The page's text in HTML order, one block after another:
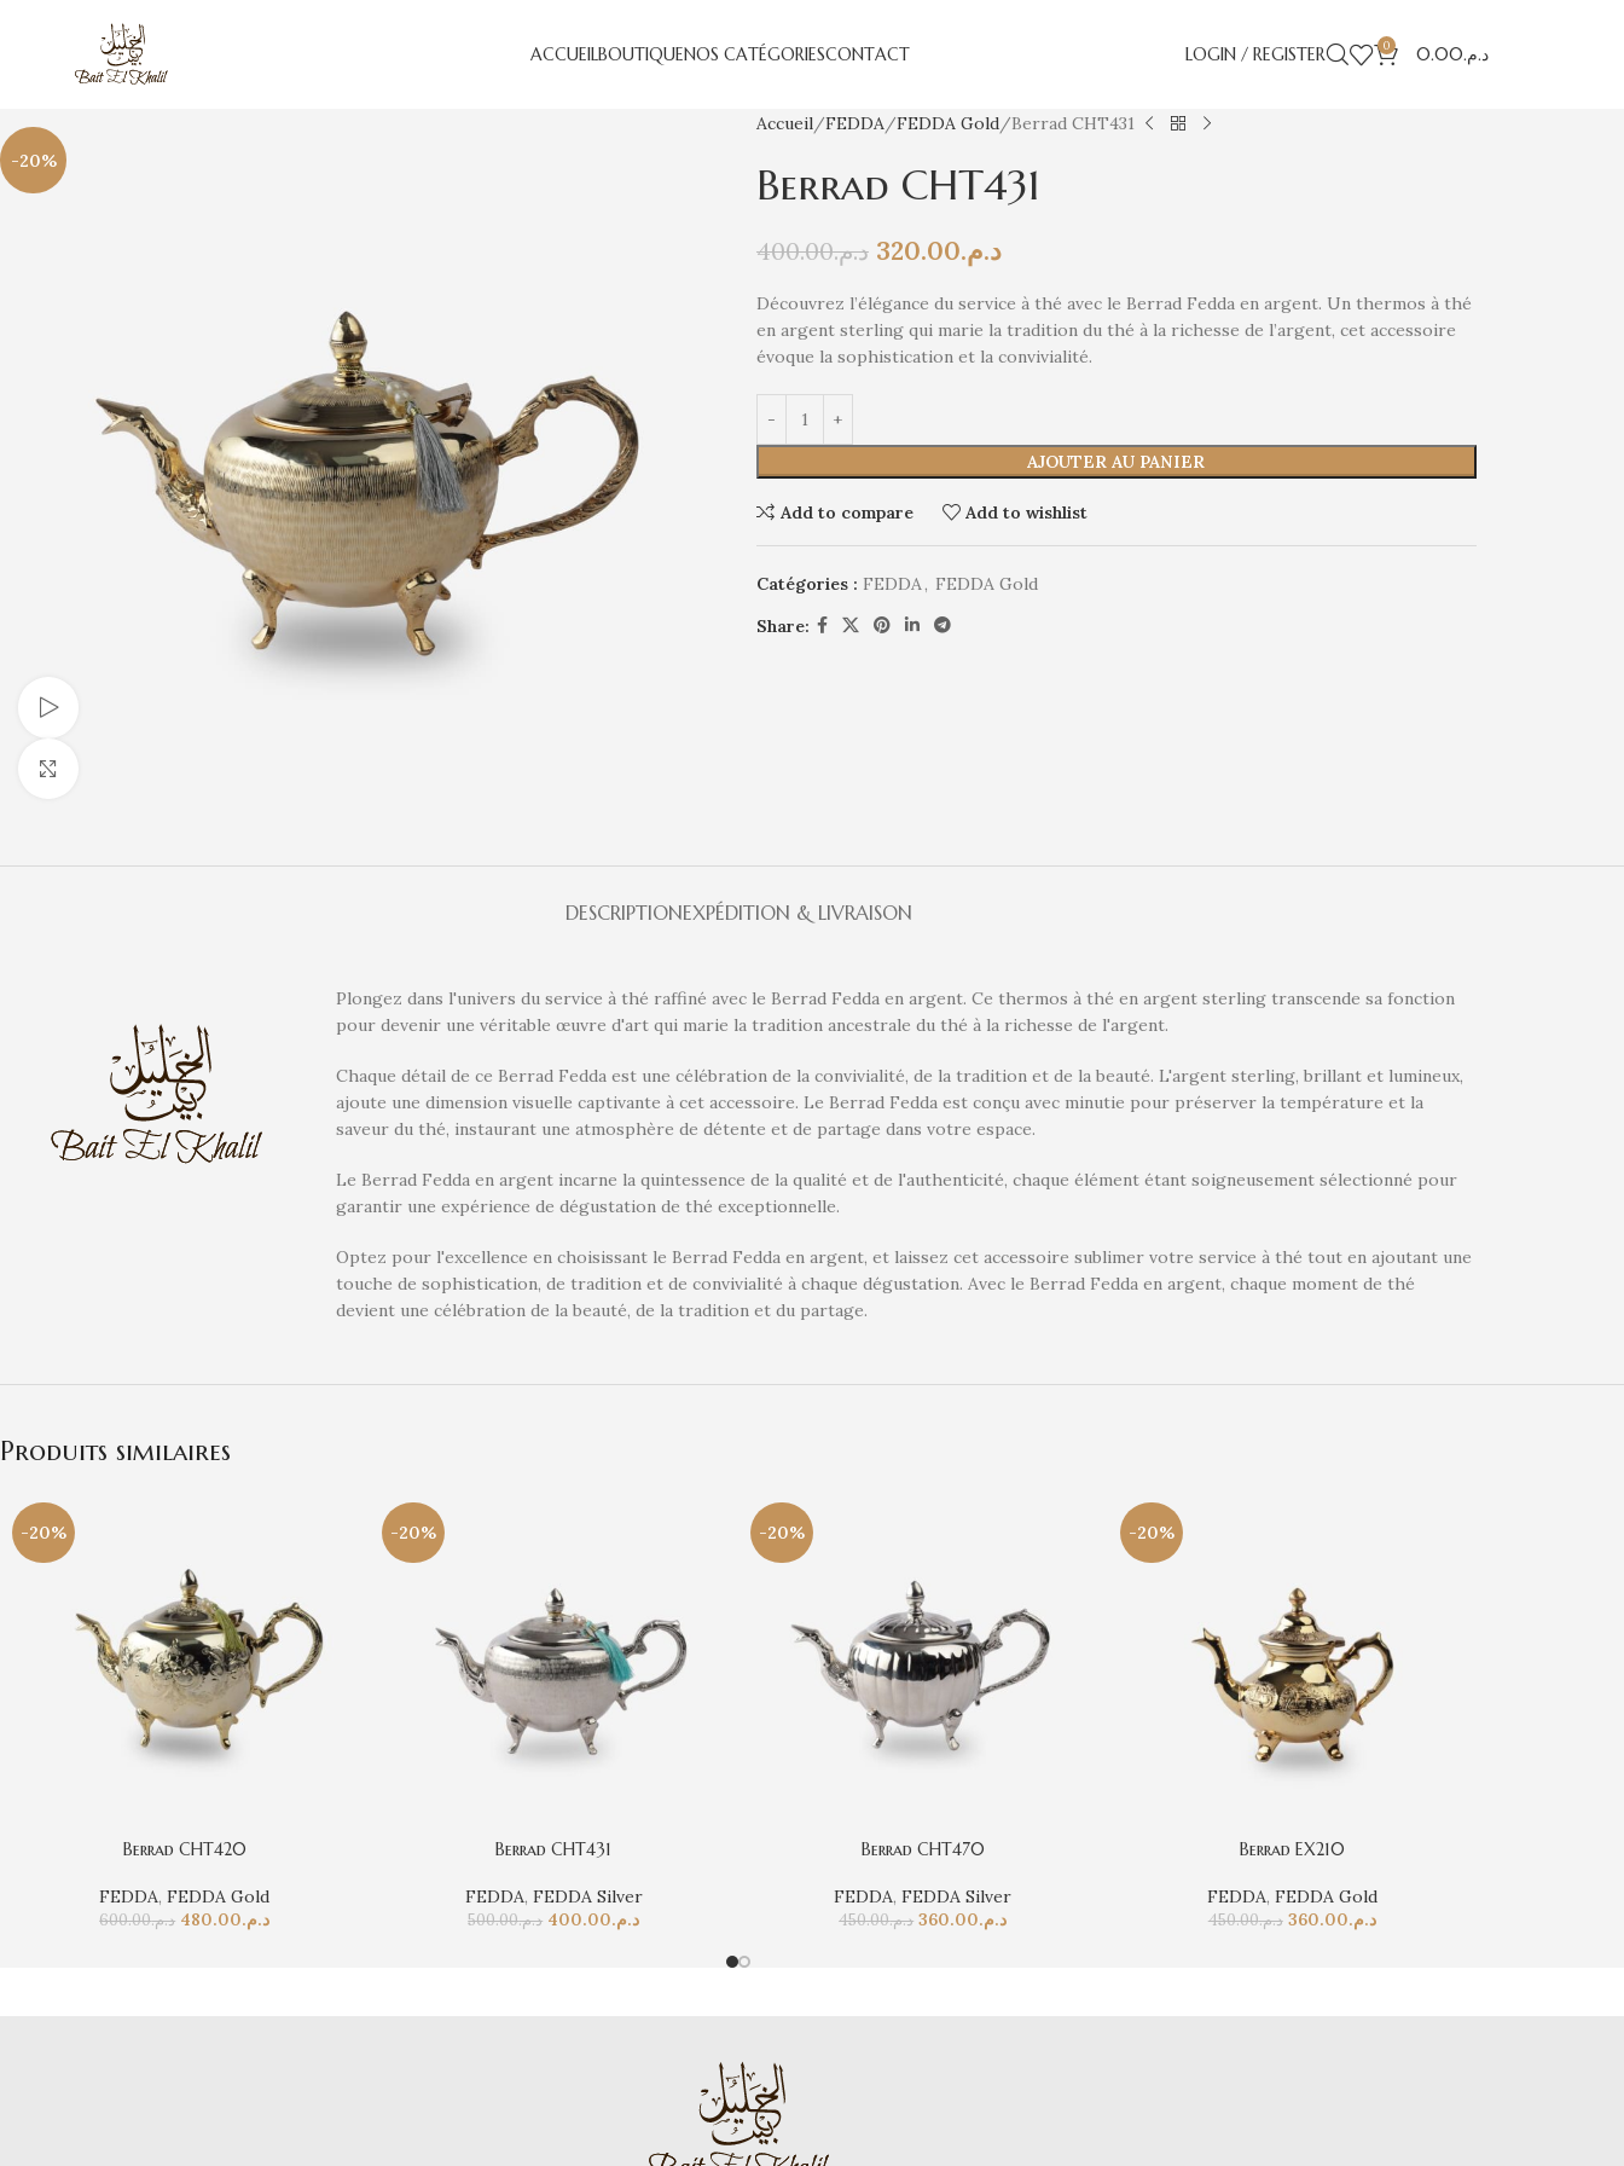
ACCUEILBOUTIQUENOS CATÉGORIESCONTACT LOGIN / REGISTER 0 د.م.0.00
-20%
Accueil FEDDA FEDDA Gold Berrad CHT431
Berrad CHT431
د.م.400.00 د.م.320.00
Découvrez l’élégance du service à thé avec le Berrad Fedda en argent. Un thermos à thé
en argent sterling qui marie la tradition du thé à la richesse de l’argent, cet accessoire
évoque la sophistication et la convivialité.
AJOUTER AU PANIER
Add to compare Add to wishlist
Catégories : FEDDA, FEDDA Gold
Share:
DESCRIPTIONEXPÉDITION & LIVRAISON
Plongez dans l'univers du service à thé raffiné avec le Berrad Fedda en argent. Ce thermos à thé en argent sterling transcende sa fonction
pour devenir une véritable œuvre d'art qui marie la tradition ancestrale du thé à la richesse de l'argent.
Chaque détail de ce Berrad Fedda est une célébration de la convivialité, de la tradition et de la beauté. L'argent sterling, brillant et lumineux,
ajoute une dimension visuelle captivante à cet accessoire. Le Berrad Fedda est conçu avec minutie pour préserver la température et la
saveur du thé, instaurant une atmosphère de détente et de partage dans votre espace.
Le Berrad Fedda en argent incarne la quintessence de la qualité et de l'authenticité, chaque élément étant soigneusement sélectionné pour
garantir une expérience de dégustation de thé exceptionnelle.
Optez pour l'excellence en choisissant le Berrad Fedda en argent, et laissez cet accessoire sublimer votre service à thé tout en ajoutant une
touche de sophistication, de tradition et de convivialité à chaque dégustation. Avec le Berrad Fedda en argent, chaque moment de thé
devient une célébration de la beauté, de la tradition et du partage.
Produits similaires
-20%
Berrad CHT420
FEDDA,FEDDA Gold
د.م.600.00 د.م.480.00
-20%
Berrad CHT431
FEDDA, FEDDA Silver
د.م.500.00 د.م.400.00
-20%
Berrad CHT470
FEDDA,FEDDA Silver
د.م.450.00 د.م.360.00
-20%
Berrad EX210
FEDDA, FEDDA Gold
د.م.450.00 د.م.360.00